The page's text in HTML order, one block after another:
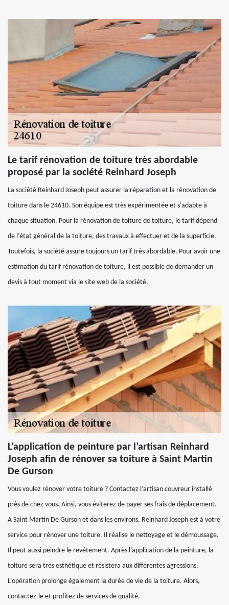
Le tarif rénovation de toiture très abordable
proposé par la société Reinhard Joseph
La société Reinhard Joseph peut assurer la réparation et la rénovation de
toiture dans le 24610. Son équipe est très expérimentée et s’adapte à
chaque situation. Pour la rénovation de toiture de toiture, le tarif dépend
de l’état général de la toiture, des travaux à effectuer et de la superficie.
Toutefois, la société assure toujours un tarif très abordable. Pour avoir une
estimation du tarif rénovation de toiture, il est possible de demander un
devis à tout moment via le site web de la société.
L’application de peinture par l’artisan Reinhard
Joseph afin de rénover sa toiture à Saint Martin
De Gurson
Vous voulez rénover votre toiture ? Contactez l’artisan couvreur installé
près de chez vous. Ainsi, vous éviterez de payer ses frais de déplacement.
A Saint Martin De Gurson et dans les environs, Reinhard Joseph est à votre
service pour rénover une toiture. Il réalise le nettoyage et le démoussage.
Il peut aussi peindre le revêtement. Après l’application de la peinture, la
toiture sera très esthétique et résistera aux différentes agressions.
L’opération prolonge également la durée de vie de la toiture. Alors,
contactez-le et profitez de services de qualité.